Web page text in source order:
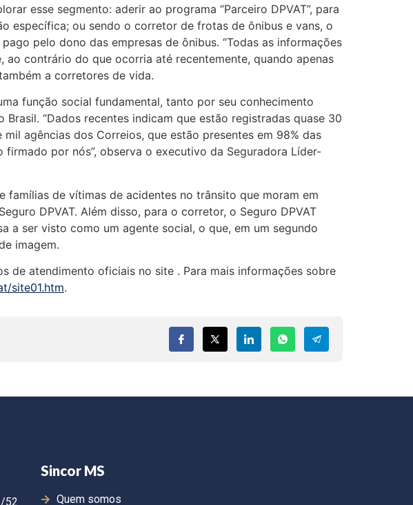
esse segmento: aderir ao programa “Parceiro DPVAT”, para
específica; ou sendo o corretor de frotas de ônibus e vans, o
pelo dono das empresas de ônibus. “Todas as informações
ao contrário do que ocorria até recentemente, quando apenas
a corretores de vida.
função social fundamental, tanto por seu conhecimento
“Dados recentes indicam que estão registradas quase 30
agências dos Correios, que estão presentes em 98% das
por nós”, observa o executivo da Seguradora Líder-
famílias de vítimas de acidentes no trânsito que moram em
DPVAT. Além disso, para o corretor, o Seguro DPVAT
a ser visto como um agente social, o que, em um segundo
imagem.
de atendimento oficiais no site . Para mais informações sobre
site01.htm.
52
Sincor MS
Quem somos